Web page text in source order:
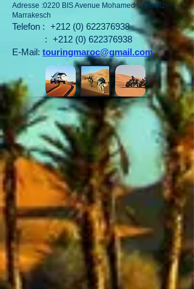
Adresse :0220 BIS Avenue Mohamed V-Guéliz-
Marrakesch
Telefon : +212 (0) 622376938
: +212 (0) 622376938
E-Mail: touringmaroc@gmail.com